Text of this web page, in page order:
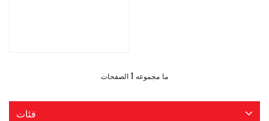
ما مجموعه 1 الصفحات
فئات